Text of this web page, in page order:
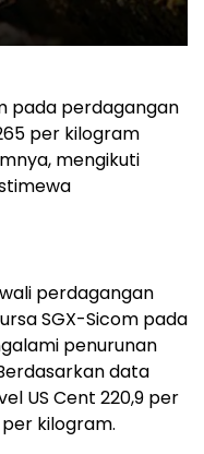
pada perdagangan
per kilogram
mengikuti
perdagangan
SGX-Sicom pada
penurunan
data
US Cent 220,9 per
per kilogram.